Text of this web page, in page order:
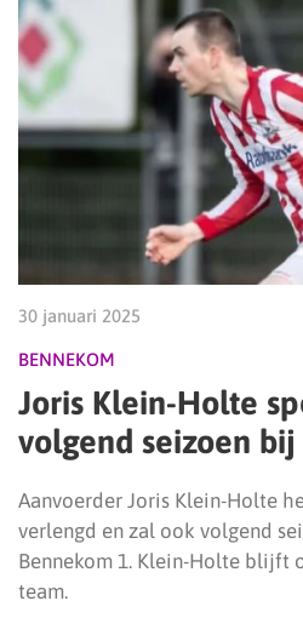
30 januari 2025
BENNEKOM
Joris Klein-Holte
volgend seizoen
Aanvoerder Joris Klein-Holte
verlengd en zal ook volgend
Bennekom 1. Klein-Holte blijft
team.